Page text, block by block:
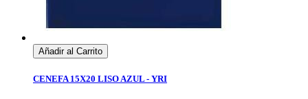
Añadir al Carrito
CENEFA 15X20 LISO AZUL - YRI